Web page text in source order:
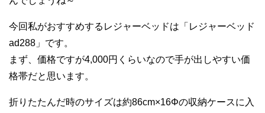
今回私がおすすめするレジャーベッドは「レジャーベッド
ad288」です。
まず、価格ですが4,000円くらいなので手が出しやすい価
格帯だと思います。
折りたたんだ時のサイズは約86cm×16Φの収納ケースに入